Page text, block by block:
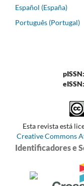
Español (España)
Português (Portugal)
Esta revista está
Creative Commons
Identificadores e